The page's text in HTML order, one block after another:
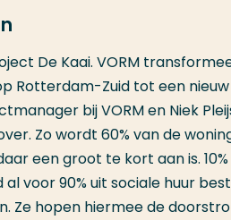
De Kaai. VORM
Rotterdam-Zuid tot een
bij VORM en Niek
Zo wordt 60% van de
een groot te kort aan is.
voor 90% uit sociale huur
Ze hopen hiermee de